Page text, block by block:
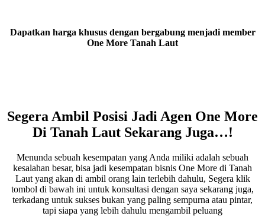
Dapatkan harga khusus dengan bergabung menjadi member
One More Tanah Laut
Segera Ambil Posisi Jadi Agen One More
Di Tanah Laut Sekarang Juga…!
Menunda sebuah kesempatan yang Anda miliki adalah sebuah
kesalahan besar, bisa jadi kesempatan bisnis One More di Tanah
Laut yang akan di ambil orang lain terlebih dahulu, Segera klik
tombol di bawah ini untuk konsultasi dengan saya sekarang juga,
terkadang untuk sukses bukan yang paling sempurna atau pintar,
tapi siapa yang lebih dahulu mengambil peluang